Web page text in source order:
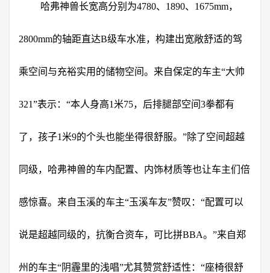
哈弗神兽长宽高分别为4780、1890、1675mm，
2800mm的轴距直达B级车水准，构建出宽敞舒适的驾
乘空间与充裕实用的储物空间。来自保定的车主“大帅
321”表示：“本人身高1米75，后排腿部空间3拳都有
了，孩子1米9的个头也能坐得很舒服。”除了空间超越
同级，哈弗神兽的车内配置、内饰材质等也让车主们倍
感惊喜。来自玉溪的车主“玉溪车友”赞叹：“配置可以
说是超越同级的，抗衡合资车，可比拼BBA。”来自郑
州的车主“阴霾里的浅唱”尤其赞赏舒适性：“座椅很舒